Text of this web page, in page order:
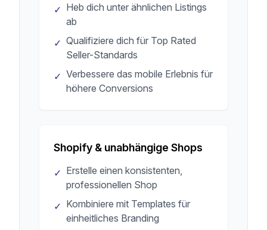
✓ Heb dich unter ähnlichen Listings
ab
✓ Qualifiziere dich für Top Rated
Seller-Standards
✓ Verbessere das mobile Erlebnis für
höhere Conversions
Shopify & unabhängige Shops
✓ Erstelle einen konsistenten,
professionellen Shop
✓ Kombiniere mit Templates für
einheitliches Branding